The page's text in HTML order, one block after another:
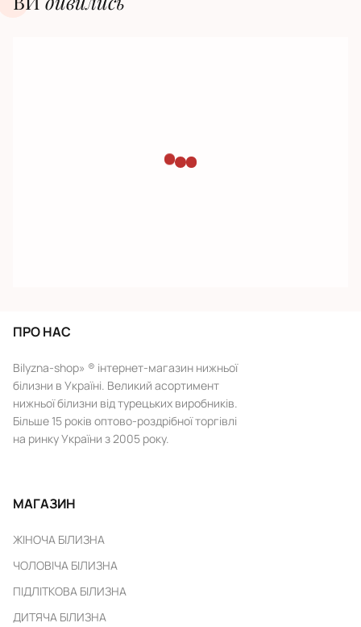
ПРО НАС
Bilyzna-shop» ® інтернет-магазин нижньої
білизни в Україні. Великий асортимент
нижньої білизни від турецьких виробників.
Більше 15 років оптово-роздрібної торгівлі
на ринку України з 2005 року.
МАГАЗИН
ЖІНОЧА БІЛИЗНА
ЧОЛОВІЧА БІЛИЗНА
ПІДЛІТКОВА БІЛИЗНА
ДИТЯЧА БІЛИЗНА